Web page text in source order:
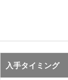
入手タイミング